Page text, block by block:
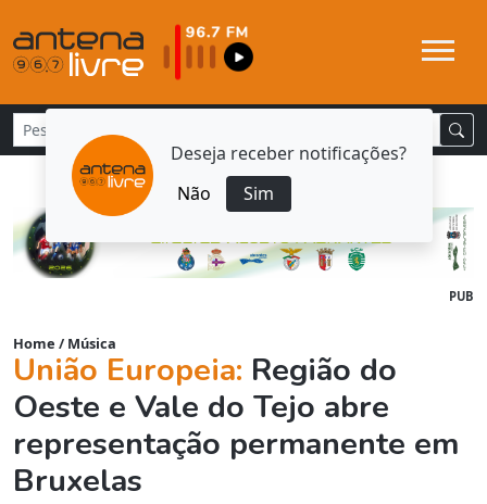
Deseja receber notificações?
Não
Sim
PUB
Home / Música
União Europeia: Região do
Oeste e Vale do Tejo abre
representação permanente em
Bruxelas